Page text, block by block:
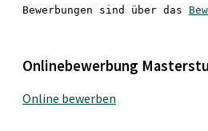
Bewerbungen sind über das
Onlinebewerbung
Online bewerben